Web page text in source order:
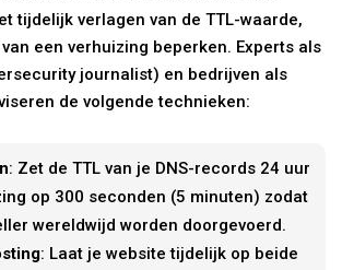
tijdelijk verlagen van de TTL-waarde,
een verhuizing beperken. Experts als
journalist) en bedrijven als
de volgende technieken:
: Zet de TTL van je DNS-records 24 uur
op 300 seconden (5 minuten) zodat
wereldwijd worden doorgevoerd.
: Laat je website tijdelijk op beide